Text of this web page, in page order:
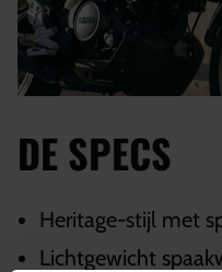
DE SPECS
Heritage-stijl met
Lichtgewicht